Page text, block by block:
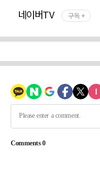
네이버TV 구독 +